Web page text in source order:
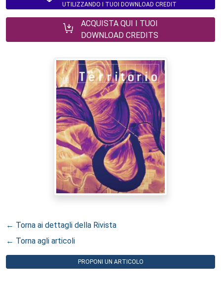
UTILIZZANDO I TUOI DOWNLOAD CREDIT
ACQUISTA QUI I TUOI
DOWNLOAD CREDITS
← Torna ai dettagli della Rivista
← Torna agli articoli
PROPONI UN ARTICOLO